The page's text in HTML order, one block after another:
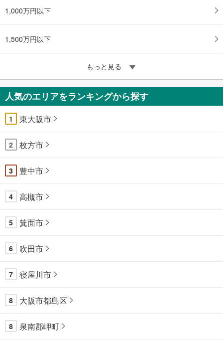
1,000万円以下
1,500万円以下
もっと見る
人気のエリアをランキングから探す
1 東大阪市
2 枚方市
3 豊中市
4 高槻市
5 箕面市
6 吹田市
7 寝屋川市
8 大阪市都島区
8 泉南郡岬町